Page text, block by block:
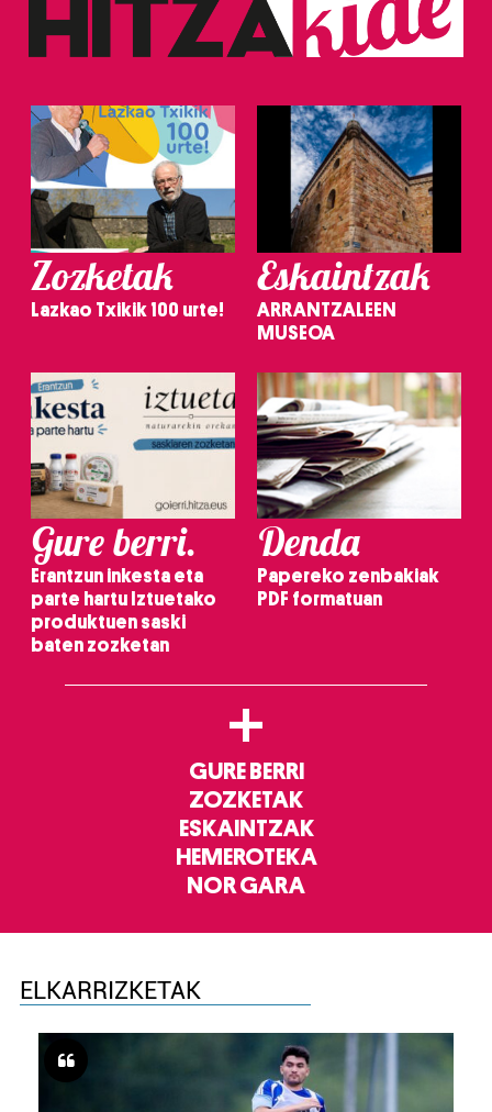
Zozketak
Lazkao Txikik 100 urte!
Eskaintzak
ARRANTZALEEN
MUSEOA
Gure berri.
Erantzun inkesta eta
parte hartu Iztuetako
produktuen saski
baten zozketan
Denda
Papereko zenbakiak
PDF formatuan
+
GURE BERRI
ZOZKETAK
ESKAINTZAK
HEMEROTEKA
NOR GARA
ELKARRIZKETAK